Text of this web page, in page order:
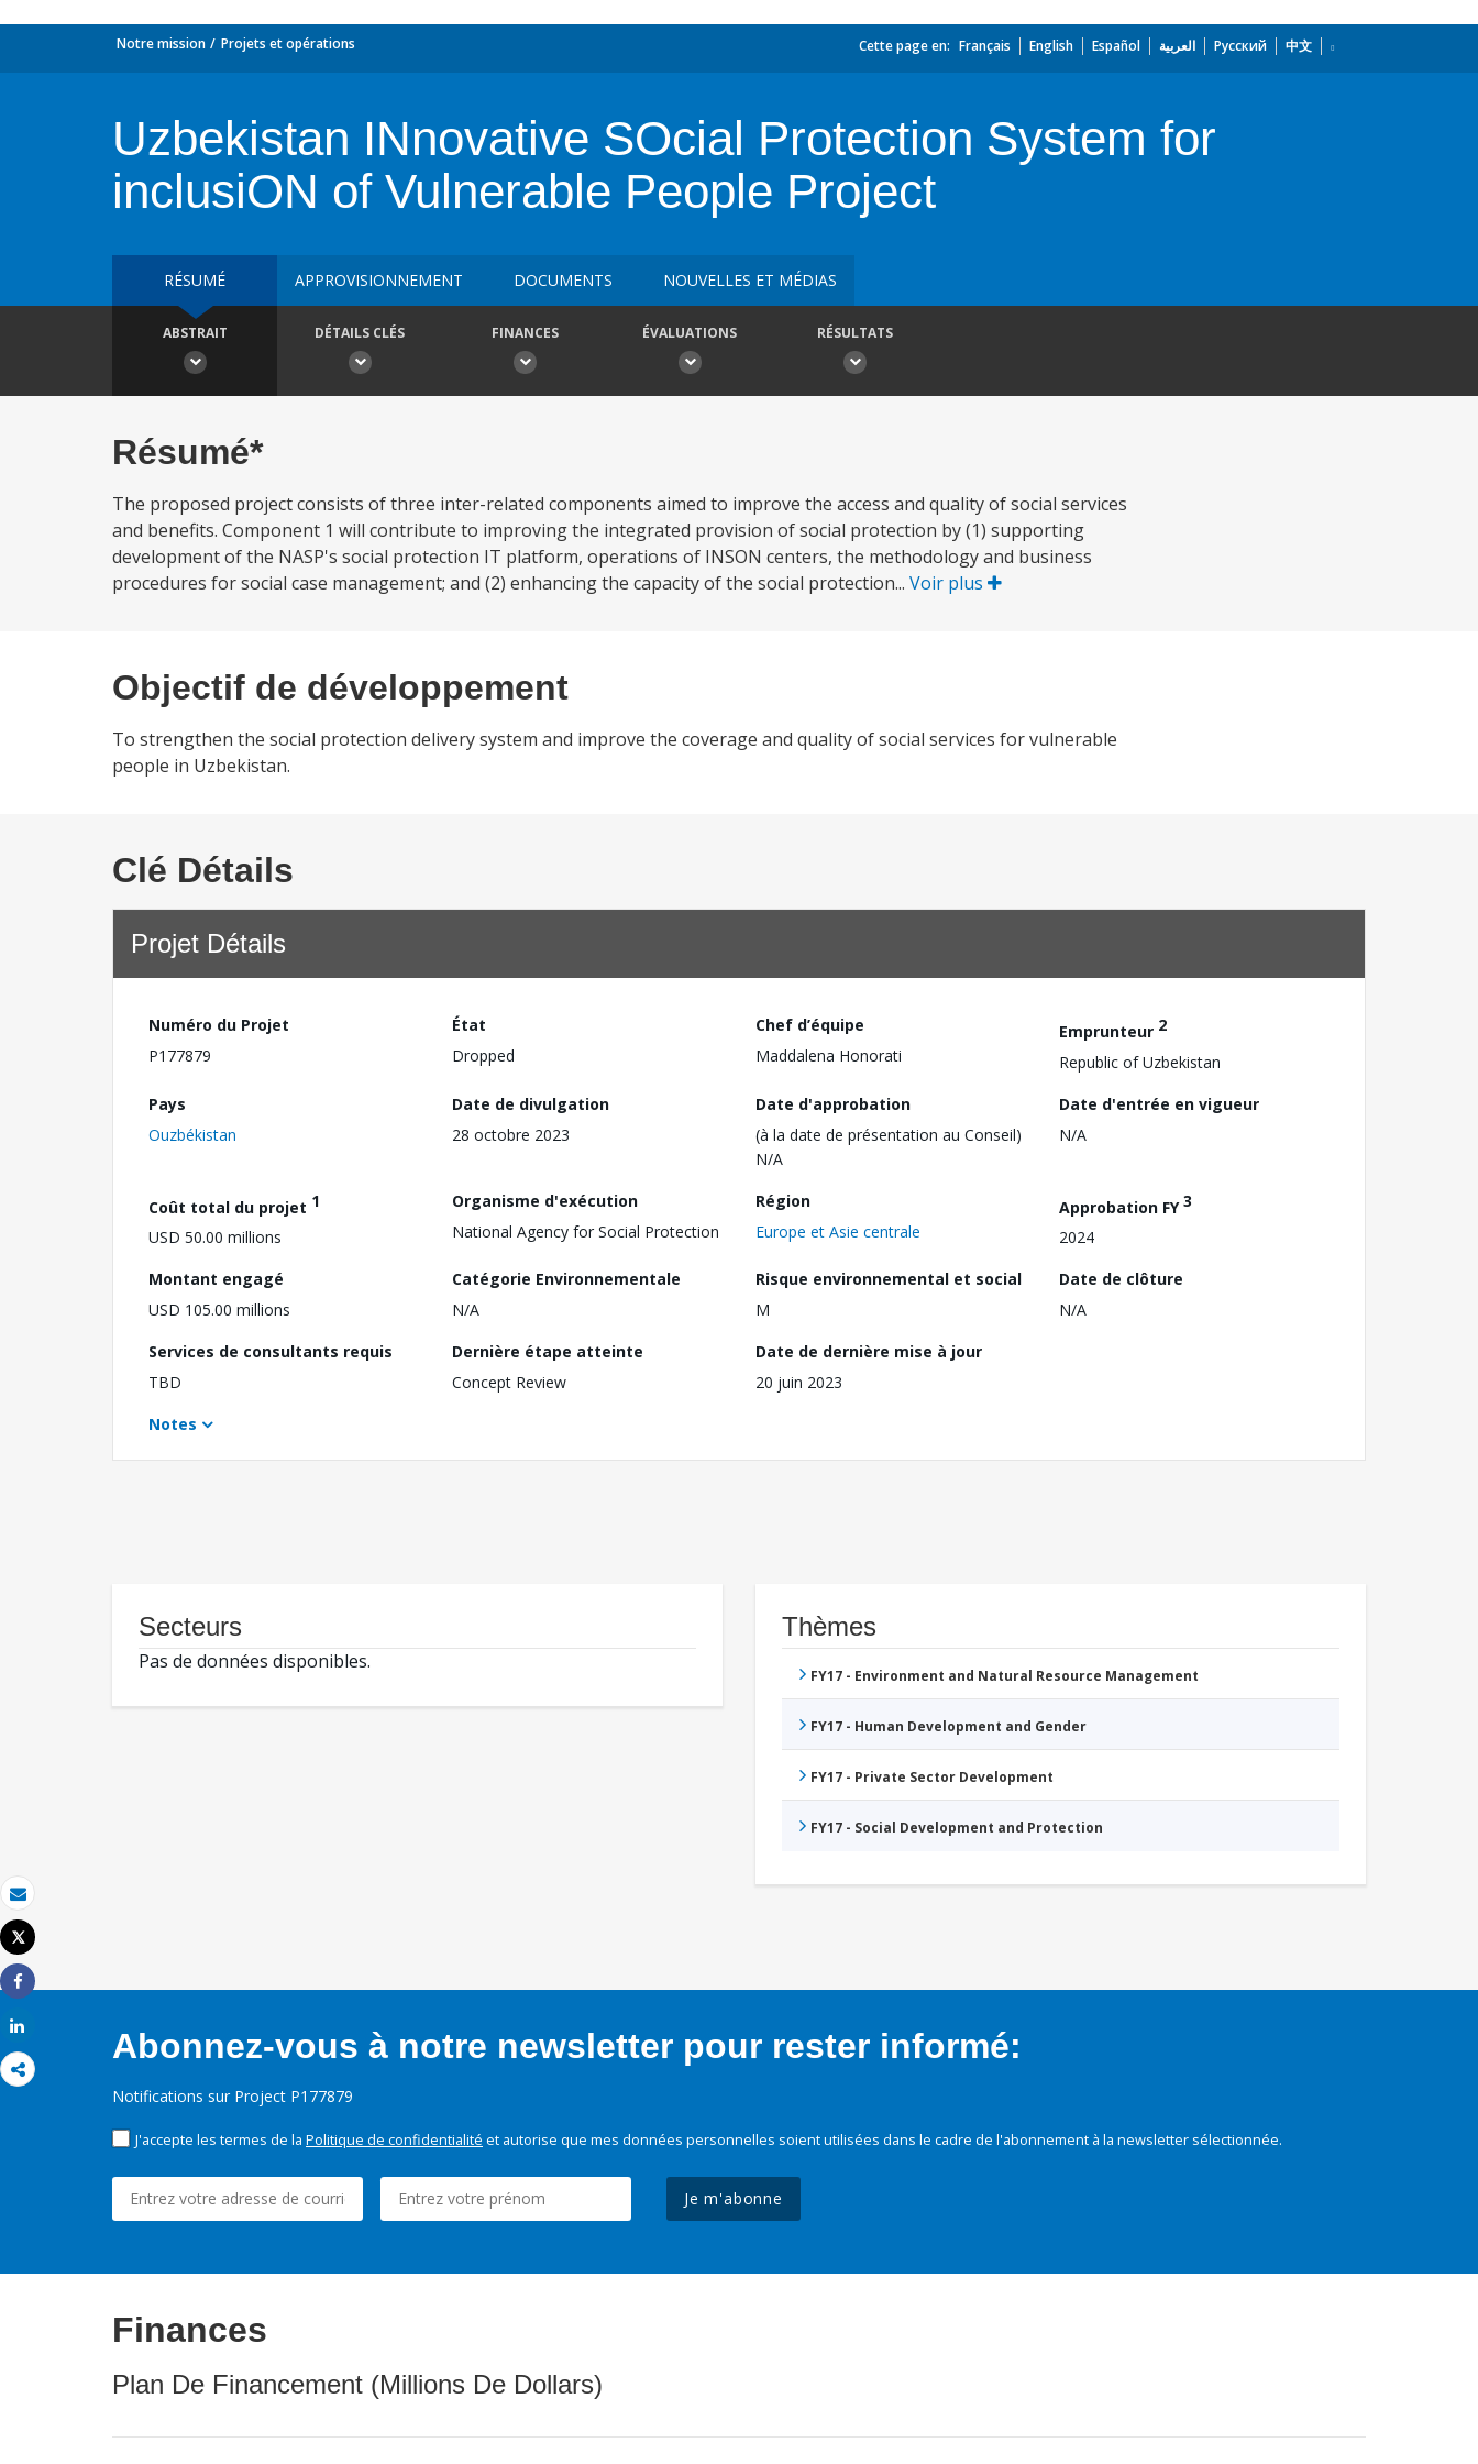
Email
Imprimer
Tweet
Share
Notre mission Projets et opérations Cette page en: Français English Español العربية Русский 中文
Uzbekistan INnovative SOcial Protection System for
inclusiON of Vulnerable People Project
RÉSUMÉ APPROVISIONNEMENT DOCUMENTS NOUVELLES ET MÉDIAS
ABSTRAIT DÉTAILS CLÉS FINANCES ÉVALUATIONS RÉSULTATS
Résumé*
The proposed project consists of three inter-related components aimed to improve the access and quality of social services
and benefits. Component 1 will contribute to improving the integrated provision of social protection by (1) supporting
development of the NASP's social protection IT platform, operations of INSON centers, the methodology and business
procedures for social case management; and (2) enhancing the capacity of the social protection... Voir plus
Objectif de développement
To strengthen the social protection delivery system and improve the coverage and quality of social services for vulnerable
people in Uzbekistan.
Clé Détails
Projet Détails
Numéro du Projet
P177879
État
Dropped
Chef d’équipe
Maddalena Honorati
Emprunteur 2
Republic of Uzbekistan
Pays
Ouzbékistan
Date de divulgation
28 octobre 2023
Date d'approbation
(à la date de présentation au Conseil)
N/A
Date d'entrée en vigueur
N/A
Coût total du projet 1
USD 50.00 millions
Organisme d'exécution
National Agency for Social Protection
Région
Europe et Asie centrale
Approbation FY3
2024
Montant engagé
USD 105.00 millions
Catégorie Environnementale
N/A
Risque environnemental et social
M
Date de clôture
N/A
Services de consultants requis
TBD
Dernière étape atteinte
Concept Review
Date de dernière mise à jour
20 juin 2023
Notes
Secteurs
Pas de données disponibles.
Thèmes
FY17 - Environment and Natural Resource Management
FY17 - Human Development and Gender
FY17 - Private Sector Development
FY17 - Social Development and Protection
Abonnez-vous à notre newsletter pour rester informé:
Notifications sur Project P177879
J'accepte les termes de la Politique de confidentialité et autorise que mes données personnelles soient utilisées dans le cadre de l'abonnement à la newsletter sélectionnée.
Je m'abonne
Finances
Plan De Financement (Millions De Dollars)